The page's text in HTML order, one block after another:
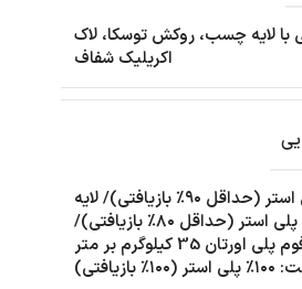
لایه چسب، روکش توسکا، لاک
اکریلیک شفاف
پارچه: ۱۰۰٪ پلی استر (حداقل ۹۰٪ بازیافتی)/ لایه
میانی: ۱۰۰٪ پلی استر (حداقل ۸۰٪ بازیافتی)/
پرکننده راحتی: فوم پلی اورتان 35 کیلوگرم بر متر